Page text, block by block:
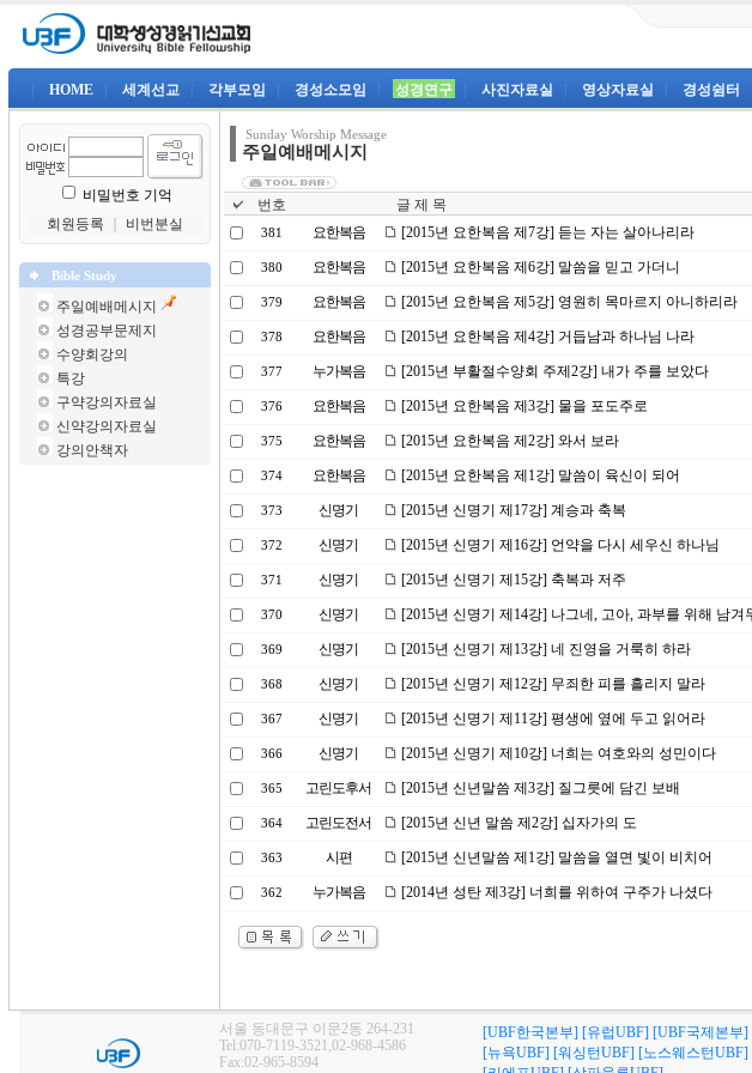
HOME 세계선교 각부모임 경성소모임 성경연구 사진자료실 영상자료실 경성쉼터
비밀번호 기억
회원등록
비번분실
Bible Study
주일예배메시지
성경공부문제지
수양회강의
특강
구약강의자료실
신약강의자료실
강의안책자
Sunday Worship Message
주일예배메시지
번호 글 제 목
381 요한복음 [2015년 요한복음 제7강] 듣는 자는 살아나리라
380 요한복음 [2015년 요한복음 제6강] 말씀을 믿고 가더니
379 요한복음 [2015년 요한복음 제5강] 영원히 목마르지 아니하리라
378 요한복음 [2015년 요한복음 제4강] 거듭남과 하나님 나라
377 누가복음 [2015년 부활절수양회 주제2강] 내가 주를 보았다
376 요한복음 [2015년 요한복음 제3강] 물을 포도주로
375 요한복음 [2015년 요한복음 제2강] 와서 보라
374 요한복음 [2015년 요한복음 제1강] 말씀이 육신이 되어
373 신명기 [2015년 신명기 제17강] 계승과 축복
372 신명기 [2015년 신명기 제16강] 언약을 다시 세우신 하나님
371 신명기 [2015년 신명기 제15강] 축복과 저주
370 신명기 [2015년 신명기 제14강] 나그네, 고아, 과부를 위해 남겨
369 신명기 [2015년 신명기 제13강] 네 진영을 거룩히 하라
368 신명기 [2015년 신명기 제12강] 무죄한 피를 흘리지 말라
367 신명기 [2015년 신명기 제11강] 평생에 옆에 두고 읽어라
366 신명기 [2015년 신명기 제10강] 너희는 여호와의 성민이다
365 고린도후서 [2015년 신년말씀 제3강] 질그릇에 담긴 보배
364 고린도전서 [2015년 신년 말씀 제2강] 십자가의 도
363 시편 [2015년 신년말씀 제1강] 말씀을 열면 빛이 비치어
362 누가복음 [2014년 성탄 제3강] 너희를 위하여 구주가 나셨다
서울 동대문구 이문2동 264-231
Tel:070-7119-3521,02-968-4586
Fax:02-965-8594
[UBF한국본부] [유럽UBF] [UBF국제본부]
[뉴욕UBF] [워싱턴UBF] [노스웨스턴UBF]